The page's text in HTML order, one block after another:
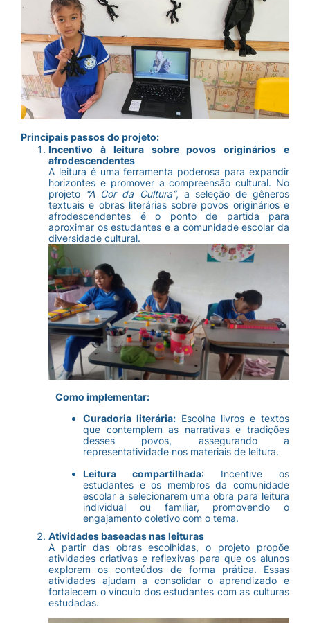
Principais passos do projeto:
Incentivo à leitura sobre povos originários e
afrodescendentes
A leitura é uma ferramenta poderosa para expandir
horizontes e promover a compreensão cultural. No
projeto “A Cor da Cultura”, a seleção de gêneros
textuais e obras literárias sobre povos originários e
afrodescendentes é o ponto de partida para
aproximar os estudantes e a comunidade escolar da
diversidade cultural.
Como implementar:
Curadoria literária:Escolha livros e textos
que contemplem as narrativas e tradições
desses povos, assegurando a
representatividade nos materiais de leitura.
Leitura compartilhada: Incentive os
estudantes e os membros da comunidade
escolar a selecionarem uma obra para leitura
individual ou familiar, promovendo o
engajamento coletivo com o tema.
Atividades baseadas nas leituras
A partir das obras escolhidas, o projeto propõe
atividades criativas e reflexivas para que os alunos
explorem os conteúdos de forma prática. Essas
atividades ajudam a consolidar o aprendizado e
fortalecem o vínculo dos estudantes com as culturas
estudadas.